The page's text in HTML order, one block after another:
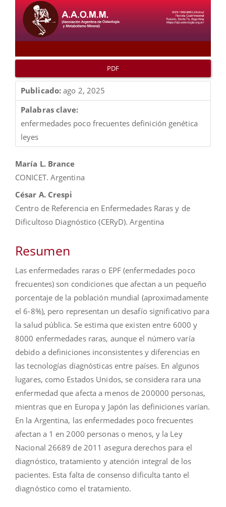
PDF
Publicado: ago 2, 2025
Palabras clave:
enfermedades poco frecuentes definición genética
leyes
Contenido
principal
del
artículo
María L. Brance
CONICET. Argentina
César A. Crespi
Centro de Referencia en Enfermedades Raras y de
Dificultoso Diagnóstico (CERyD). Argentina
Resumen
Las enfermedades raras o EPF (enfermedades poco
frecuentes) son condiciones que afectan a un pequeño
porcentaje de la población mundial (aproximadamente
el 6-8%), pero representan un desafío significativo para
la salud pública. Se estima que existen entre 6000 y
8000 enfermedades raras, aunque el número varía
debido a definiciones inconsistentes y diferencias en
las tecnologías diagnósticas entre países. En algunos
lugares, como Estados Unidos, se considera rara una
enfermedad que afecta a menos de 200000 personas,
mientras que en Europa y Japón las definiciones varían.
En la Argentina, las enfermedades poco frecuentes
afectan a 1 en 2000 personas o menos, y la Ley
Nacional 26689 de 2011 asegura derechos para el
diagnóstico, tratamiento y atención integral de los
pacientes. Esta falta de consenso dificulta tanto el
diagnóstico como el tratamiento.